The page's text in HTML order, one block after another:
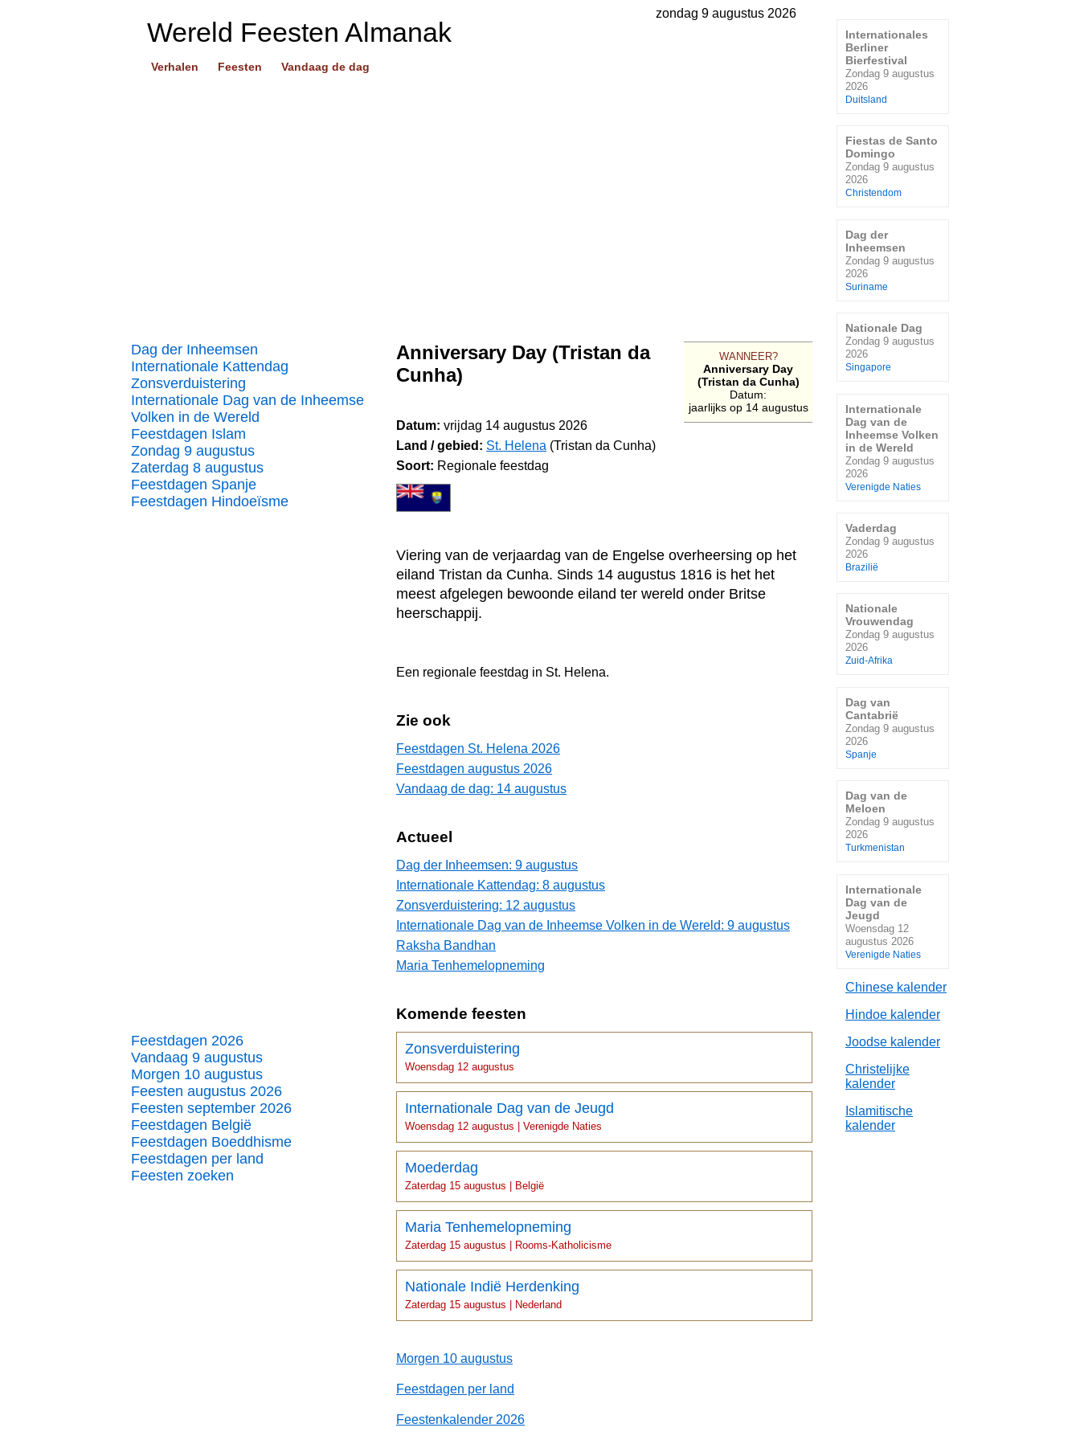
zondag 9 augustus 2026
Wereld Feesten Almanak
Verhalen Feesten Vandaag de dag
Dag der Inheemsen
Internationale Kattendag
Zonsverduistering
Internationale Dag van de Inheemse
Volken in de Wereld
Feestdagen Islam
Zondag 9 augustus
Zaterdag 8 augustus
Feestdagen Spanje
Feestdagen Hindoeïsme
Feestdagen 2026
Vandaag 9 augustus
Morgen 10 augustus
Feesten augustus 2026
Feesten september 2026
Feestdagen België
Feestdagen Boeddhisme
Feestdagen per land
Feesten zoeken
WANNEER?
Anniversary Day
(Tristan da Cunha)
Datum:
jaarlijks op 14 augustus
Anniversary Day (Tristan da
Cunha)
Datum: vrijdag 14 augustus 2026
Land / gebied: St. Helena (Tristan da Cunha)
Soort: Regionale feestdag
Viering van de verjaardag van de Engelse overheersing op het
eiland Tristan da Cunha. Sinds 14 augustus 1816 is het het
meest afgelegen bewoonde eiland ter wereld onder Britse
heerschappij.
Een regionale feestdag in St. Helena.
Zie ook
Feestdagen St. Helena 2026
Feestdagen augustus 2026
Vandaag de dag: 14 augustus
Actueel
Dag der Inheemsen: 9 augustus
Internationale Kattendag: 8 augustus
Zonsverduistering: 12 augustus
Internationale Dag van de Inheemse Volken in de Wereld: 9 augustus
Raksha Bandhan
Maria Tenhemelopneming
Komende feesten
Zonsverduistering
Woensdag 12 augustus
Internationale Dag van de Jeugd
Woensdag 12 augustus | Verenigde Naties
Moederdag
Zaterdag 15 augustus | België
Maria Tenhemelopneming
Zaterdag 15 augustus | Rooms-Katholicisme
Nationale Indië Herdenking
Zaterdag 15 augustus | Nederland
Morgen 10 augustus
Feestdagen per land
Feestenkalender 2026
Internationales
Berliner
Bierfestival
Zondag 9 augustus
2026
Duitsland
Fiestas de Santo
Domingo
Zondag 9 augustus
2026
Christendom
Dag der
Inheemsen
Zondag 9 augustus
2026
Suriname
Nationale Dag
Zondag 9 augustus
2026
Singapore
Internationale
Dag van de
Inheemse Volken
in de Wereld
Zondag 9 augustus
2026
Verenigde Naties
Vaderdag
Zondag 9 augustus
2026
Brazilië
Nationale
Vrouwendag
Zondag 9 augustus
2026
Zuid-Afrika
Dag van
Cantabrië
Zondag 9 augustus
2026
Spanje
Dag van de
Meloen
Zondag 9 augustus
2026
Turkmenistan
Internationale
Dag van de
Jeugd
Woensdag 12
augustus 2026
Verenigde Naties
Chinese kalender
Hindoe kalender
Joodse kalender
Christelijke
kalender
Islamitische
kalender